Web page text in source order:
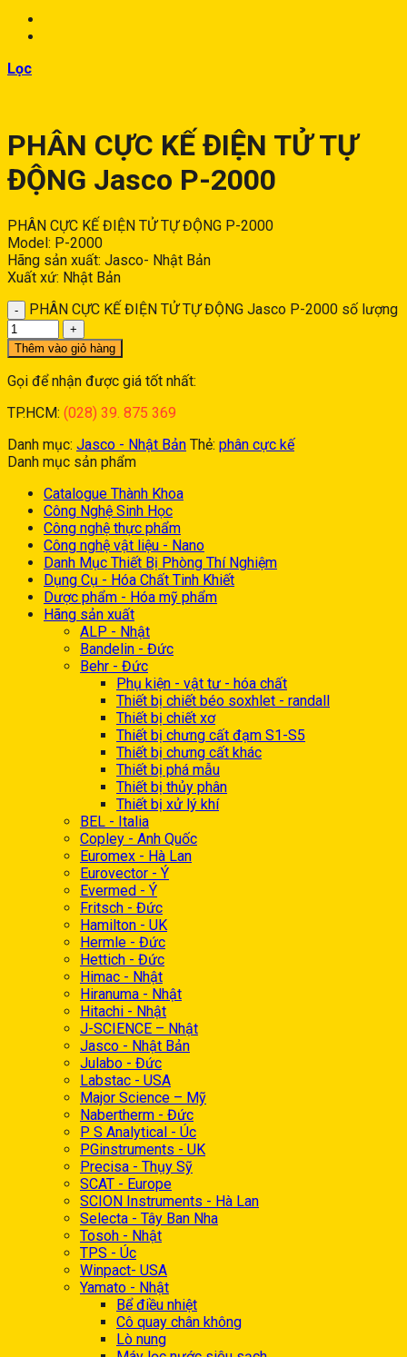
Lọc
PHÂN CỰC KẾ ĐIỆN TỬ TỰ
ĐỘNG Jasco P-2000
PHÂN CỰC KẾ ĐIỆN TỬ TỰ ĐỘNG P-2000
Model: P-2000
Hãng sản xuất: Jasco- Nhật Bản
Xuất xứ: Nhật Bản
PHÂN CỰC KẾ ĐIỆN TỬ TỰ ĐỘNG Jasco P-2000 số lượng
Thêm vào giỏ hàng
Gọi để nhận được giá tốt nhất:
TP.HCM: (028) 39. 875 369
Danh mục: Jasco - Nhật Bản Thẻ: phân cực kế
Danh mục sản phẩm
Catalogue Thành Khoa
Công Nghệ Sinh Học
Công nghệ thực phẩm
Công nghệ vật liệu - Nano
Danh Mục Thiết Bị Phòng Thí Nghiệm
Dụng Cụ - Hóa Chất Tinh Khiết
Dược phẩm - Hóa mỹ phẩm
Hãng sản xuất
ALP - Nhật
Bandelin - Đức
Behr - Đức
Phụ kiện - vật tư - hóa chất
Thiết bị chiết béo soxhlet - randall
Thiết bị chiết xơ
Thiết bị chưng cất đạm S1-S5
Thiết bị chưng cất khác
Thiết bị phá mẫu
Thiết bị thủy phân
Thiết bị xử lý khí
BEL - Italia
Copley - Anh Quốc
Euromex - Hà Lan
Eurovector - Ý
Evermed - Ý
Fritsch - Đức
Hamilton - UK
Hermle - Đức
Hettich - Đức
Himac - Nhật
Hiranuma - Nhật
Hitachi - Nhật
J-SCIENCE – Nhật
Jasco - Nhật Bản
Julabo - Đức
Labstac - USA
Major Science – Mỹ
Nabertherm - Đức
P S Analytical - Úc
PGinstruments - UK
Precisa - Thụy Sỹ
SCAT - Europe
SCION Instruments - Hà Lan
Selecta - Tây Ban Nha
Tosoh - Nhật
TPS - Úc
Winpact- USA
Yamato - Nhật
Bể điều nhiệt
Cô quay chân không
Lò nung